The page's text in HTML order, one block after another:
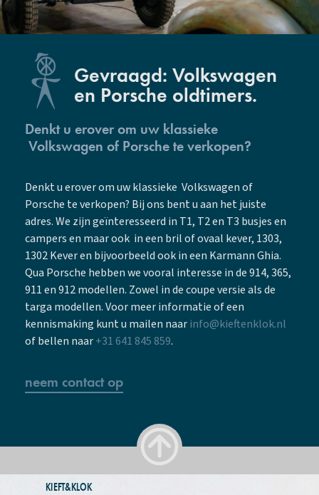
Gevraagd: Volkswagen
en Porsche oldtimers.
Denkt u erover om uw klassieke
Volkswagen of Porsche te verkopen?
Denkt u erover om uw klassieke Volkswagen of
Porsche te verkopen? Bij ons bent u aan het juiste
adres. We zijn geïnteresseerd in T1, T2 en T3 busjes en
campers en maar ook in een bril of ovaal kever, 1303,
1302 Kever en bijvoorbeeld ook in een Karmann Ghia.
Qua Porsche hebben we vooral interesse in de 914, 365,
911 en 912 modellen. Zowel in de coupe versie als de
targa modellen. Voor meer informatie of een
kennismaking kunt u mailen naarinfo@kieftenklok.nl
of bellen naar+31 641 845 859.
neem contact op
KIEFT&KLOK